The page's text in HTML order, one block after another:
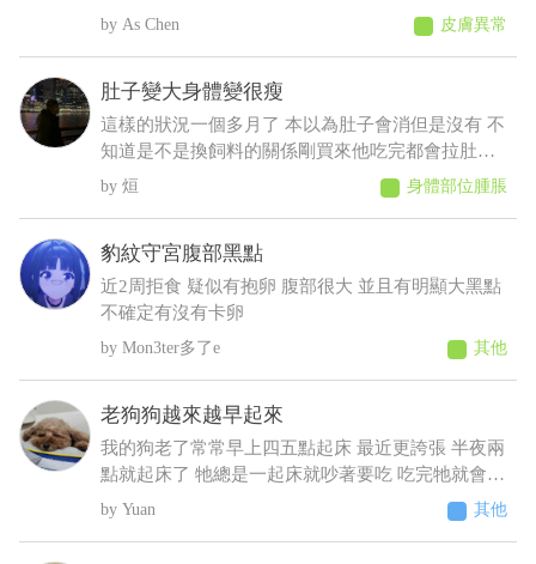
點像有皮屑,但沒有看到流血、 化膿或明顯紅腫。
狗狗目前看起來精神、食慾都正常,也沒有一直抓臉
他皮膚問題?
As Chen 皮膚異常
肚子變大身體變很瘦
這樣的狀況一個多月了 本以為肚子會消但是沒有 不
知道是不是換飼料的關係剛買來他吃完都會拉肚子
後來就少量多餐就比較不會拉了以前飼料都吃很快
現在都吃很慢有時候還沒有吃完 反而人在吃的他都
現在沒長多少出來變很瘦看得到肋骨 請問醫師這是
什麼狀況????????
烜 身體部位腫脹
豹紋守宮腹部黑點
近2周拒食 疑似有抱卵 腹部很大 並且有明顯大黑點
不確定有沒有卡卵
Mon3ter多了e 其他
老狗狗越來越早起來
我的狗老了常常早上四五點起床 最近更誇張 半夜兩
點就起床了 牠總是一起床就吵著要吃 吃完牠就會乖
乖睡回去 不吃牠就一直抓門一直來回踱步 我明明晚
上十點才給牠吃過 增加了散步次數 結果好像更糟
Yuan 其他